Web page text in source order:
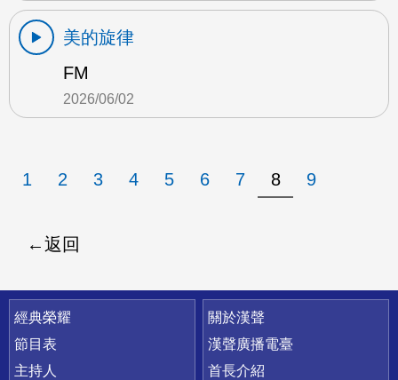
美的旋律
FM
2026/06/02
1 2 3 4 5 6 7 8 9
返回
快速連結
經典榮耀
節目表
主持人
關於漢聲
漢聲廣播電臺
首長介紹